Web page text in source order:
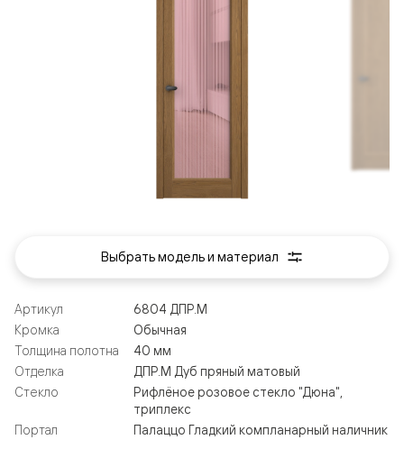
Артикул
6804 ДПР.М
Кромка
Обычная
Толщина полотна
40 мм
Отделка
ДПР.М Дуб пряный матовый
Стекло
Рифлёное розовое стекло "Дюна",
триплекс
Портал
Палаццо Гладкий компланарный наличник
Выбрать модель и материал